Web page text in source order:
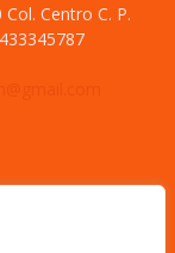
Centro C. P.